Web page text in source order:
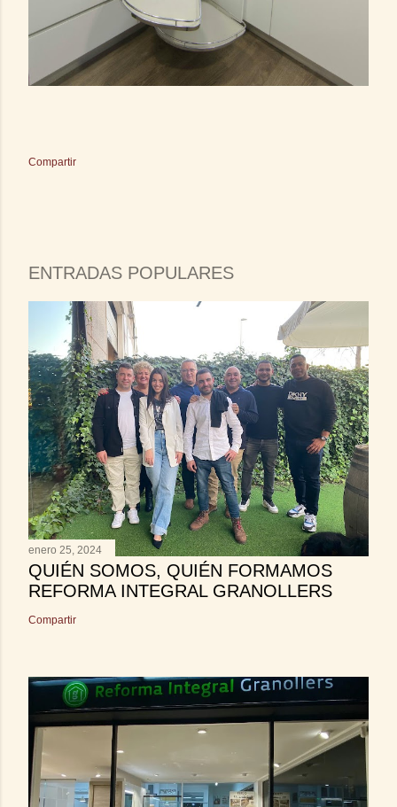
Compartir
ENTRADAS POPULARES
enero 25, 2024
QUIÉN SOMOS, QUIÉN FORMAMOS
REFORMA INTEGRAL GRANOLLERS
Compartir